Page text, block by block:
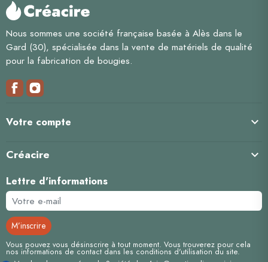
Nous sommes une société française basée à Alès dans le
Gard (30), spécialisée dans la vente de matériels de qualité
pour la fabrication de bougies.
Votre compte 
Créacire 
Lettre d'informations
Vous pouvez vous désinscrire à tout moment. Vous trouverez pour cela
nos informations de contact dans les conditions d'utilisation du site.